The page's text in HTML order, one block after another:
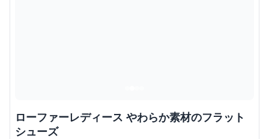
ローファーレディース やわらか素材のフラット
シューズ